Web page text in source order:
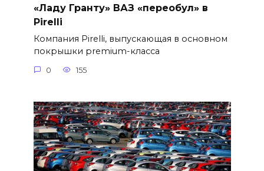
«Ладу Гранту» ВАЗ «переобул» в
Pirelli
Компания Pirelli, выпускающая в основном
покрышки premium-класса
0 155